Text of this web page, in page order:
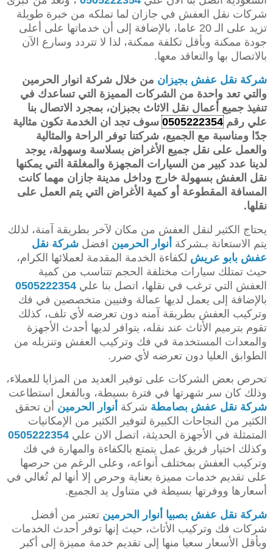
شركات نقل العفش في جازان لما تملكه من خبرة طويلة
تزيد على الـ 20 عاما، بالإضافة إلى أن خدماتها على أعلى
جودة ممكنة وبأقل تكلفة ممكنة، لذا لا تتردد وسارع الآن
بالاتصال بها والتعاقد معها.
شركة نقل عفش بجيزان من خلال شركة انوار الحرمين
والتي تعد واحدة من الشركات المميزة التي تساعدك في
تنفيذ جميع أعمال نقل الاثاث بجبزان، بمجرد الاتصال بنا
علي رقم0505222354سوف تجد ان الخدمة تكون مثالية
جدًا ومناسبة مع الجميع، شركتنا توفر الراحة والمثالية
والعمل على نقل جميع الأغراض بسلاسة وسهولة، يوجد
لدينا عدد كبير من السيارات المجهزة والمغلقة التي يمكنها
نقل العفش بسهولة خارج وداخل مدينة جازان مهما كانت
المسافة المقطوعة أو كمية الأغراض التي يتم العمل على
نقلها.
يحتاج الكثير لنقل العفش من مكان لآخر بطريقة آمنة، لذلك
يتم الاستعانة بـشركة أنوار الحرمين افضل شركة نقل
عفش بابو عريش لكفاءة الخدمة المقدمة لعملائها الكرام،
حيث تمتلك سيارات مختلفة الحجم تتناسب من كمية
العفش التي ترغب في نقلها، اتصل بنا علي 0505222354
بالإضافة إلى يعمل لديها عمالة وفنيين متخصصين في فك
وتركيب العفش بطريقة آمنه دون تعرضه لأي تلف، كذلك
تقوم بترميم الأثاث عند نقله، يتوافر لديها أحدث الأجهزة
والمعدات المستخدمة في فك وتركيب العفش وتنزيله من
الطوابق العليا دون تعرضه لأي ضرر.
تحرص بعض الشركات على توفير العديد من المزايا للعملاء،
وذلك كان سر شهرتها في فترة بسيطة، وبالفعل استطاعت
شركة نقل عفش بصامطة شركة أنوار الحرمين أن تحقق
الكثير من النجاحات الكبيرة لتوفير الكثير من الإمكانيات
المتمثلة في الأجهزة الحديثة، اتصل الان علي 0505222354
وكذلك اختيار فريق عمل يتمتع بالكفاءة والمهارة في فك
وتركيب العفش بمختلف أنواعه، وعلى الرغم من حرصها
على تقديم خدمات مميزة بعناية وحرص إلا أنها لم تُغالي في
أسعارها ووفرتها بسيطة في متناول يد الجميع.
شركة نقل عفش بصبيا أنوار الحرمين تعتبر من أفضل
شركات فك وتركيب الأثاث، حيث إنها توفر أحدث الخدمات
وبأقل الأسعار سعيا منها إلى تقديم خدمة مميزة إلى أكبر